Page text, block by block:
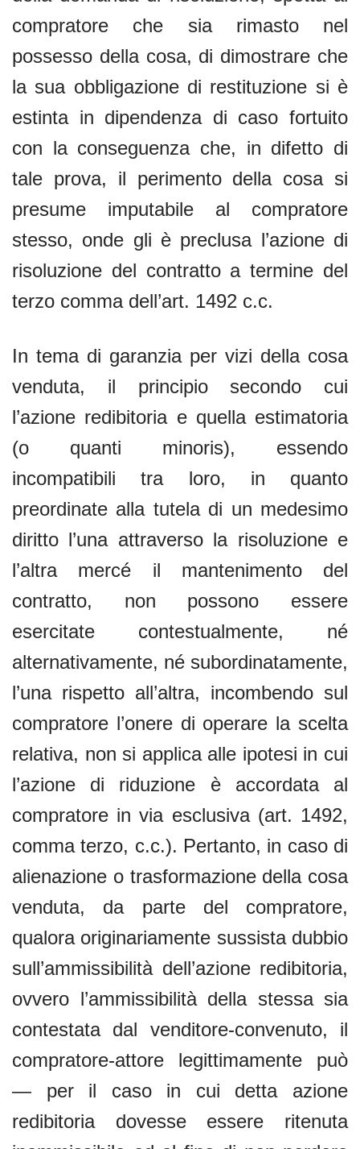
compratore che sia rimasto nel
possesso della cosa, di dimostrare che
la sua obbligazione di restituzione si è
estinta in dipendenza di caso fortuito
con la conseguenza che, in difetto di
tale prova, il perimento della cosa si
presume imputabile al compratore
stesso, onde gli è preclusa l’azione di
risoluzione del contratto a termine del
terzo comma dell’art. 1492 c.c.
In tema di garanzia per vizi della cosa
venduta, il principio secondo cui
l’azione redibitoria e quella estimatoria
(o quanti minoris), essendo
incompatibili tra loro, in quanto
preordinate alla tutela di un medesimo
diritto l’una attraverso la risoluzione e
l’altra mercé il mantenimento del
contratto, non possono essere
esercitate contestualmente, né
alternativamente, né subordinatamente,
l’una rispetto all’altra, incombendo sul
compratore l’onere di operare la scelta
relativa, non si applica alle ipotesi in cui
l’azione di riduzione è accordata al
compratore in via esclusiva (art. 1492,
comma terzo, c.c.). Pertanto, in caso di
alienazione o trasformazione della cosa
venduta, da parte del compratore,
qualora originariamente sussista dubbio
sull’ammissibilità dell’azione redibitoria,
ovvero l’ammissibilità della stessa sia
contestata dal venditore-convenuto, il
compratore-attore legittimamente può
— per il caso in cui detta azione
redibitoria dovesse essere ritenuta